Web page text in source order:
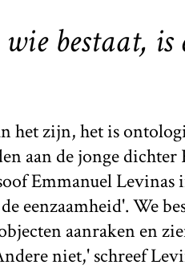
bestaat, is
het zijn, het is
aan de jonge
Emmanuel Levinas
eenzaamheid'. We
aanraken en
niet,' schreef